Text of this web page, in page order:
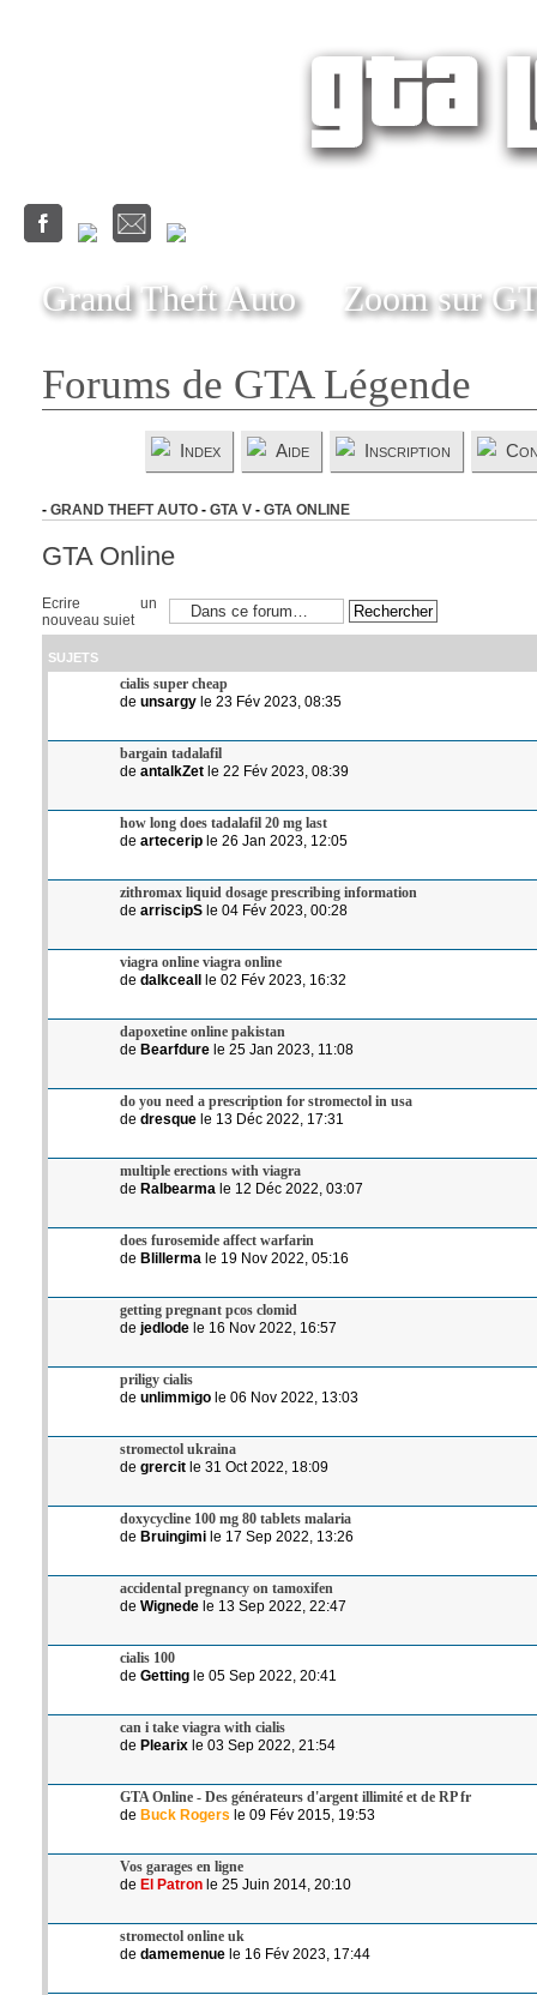
Grand Theft Auto Zoom sur
Forums de GTA Légende
Index Aide Inscription
- GRAND THEFT AUTO - GTA V - GTA ONLINE
GTA Online
Ecrire un
nouveau sujet
SUJETS
cialis super cheap
de unsargyle 23 Fév 2023, 08:35
bargain tadalafil
de antalkZetle 22 Fév 2023, 08:39
how long does tadalafil 20 mg last
de arteceriple 26 Jan 2023, 12:05
zithromax liquid dosage prescribing information
de arriscipSle 04 Fév 2023, 00:28
viagra online viagra online
de dalkceallle 02 Fév 2023, 16:32
dapoxetine online pakistan
de Bearfdurele 25 Jan 2023, 11:08
do you need a prescription for stromectol in usa
de dresquele 13 Déc 2022, 17:31
multiple erections with viagra
de Ralbearma le 12 Déc 2022, 03:07
does furosemide affect warfarin
de Blillerma le 19 Nov 2022, 05:16
getting pregnant pcos clomid
de jedlodele 16 Nov 2022, 16:57
priligy cialis
de unlimmigole 06 Nov 2022, 13:03
stromectol ukraina
de grercitle 31 Oct 2022, 18:09
doxycycline 100 mg 80 tablets malaria
de Bruingimile 17 Sep 2022, 13:26
accidental pregnancy on tamoxifen
de Wignedele 13 Sep 2022, 22:47
cialis 100
de Gettingle 05 Sep 2022, 20:41
can i take viagra with cialis
de Plearixle 03 Sep 2022, 21:54
GTA Online - Des générateurs d'argent illimité et de RP fr
de Buck Rogers le 09 Fév 2015, 19:53
Vos garages en ligne
de El Patronle 25 Juin 2014, 20:10
stromectol online uk
de damemenuele 16 Fév 2023, 17:44